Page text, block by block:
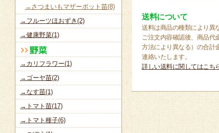
送料について
送料は商品の種類により異
ご注文内容確認後、商品代
方法により異なる）の合計
連絡いたします。
詳しい送料に関してはこち
→さつまいもマザーポット苗(8)
→フルーツほおずき(2)
→健康野菜(1)
→カリフラワー(1)
→ゴーヤ苗(2)
→なす苗(1)
→トマト苗(17)
→トマト種子(6)